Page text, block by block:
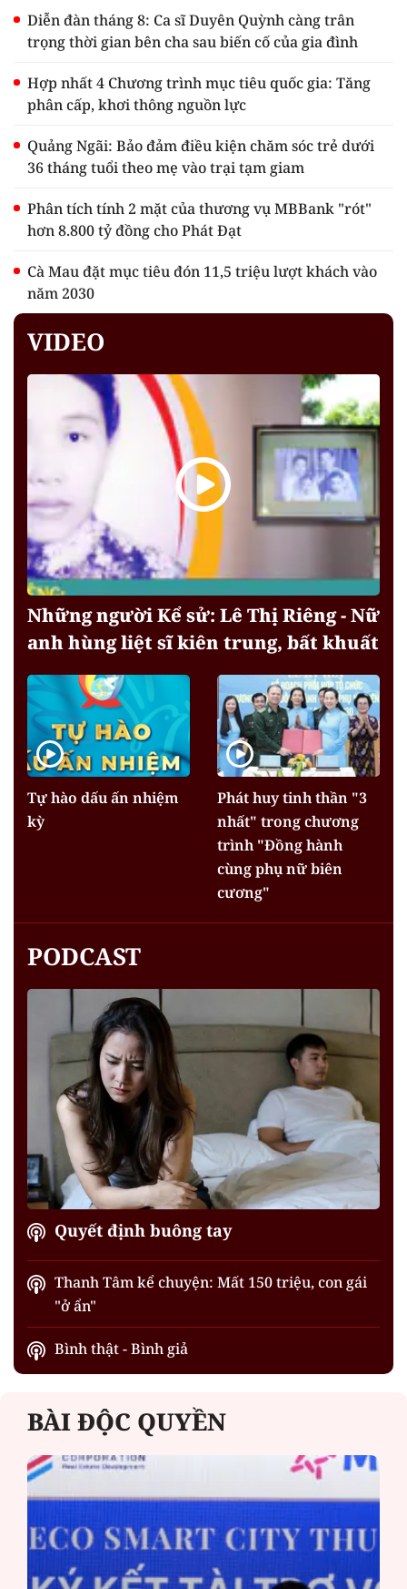
Diễn đàn tháng 8: Ca sĩ Duyên Quỳnh càng trân
trọng thời gian bên cha sau biến cố của gia đình
Hợp nhất 4 Chương trình mục tiêu quốc gia: Tăng
phân cấp, khơi thông nguồn lực
Quảng Ngãi: Bảo đảm điều kiện chăm sóc trẻ dưới
36 tháng tuổi theo mẹ vào trại tạm giam
Phân tích tính 2 mặt của thương vụ MBBank "rót"
hơn 8.800 tỷ đồng cho Phát Đạt
Cà Mau đặt mục tiêu đón 11,5 triệu lượt khách vào
năm 2030
VIDEO
Những người Kể sử: Lê Thị Riêng - Nữ
anh hùng liệt sĩ kiên trung, bất khuất
Tự hào dấu ấn nhiệm
kỳ
Phát huy tinh thần "3
nhất" trong chương
trình "Đồng hành
cùng phụ nữ biên
cương"
PODCAST
Quyết định buông tay
Thanh Tâm kể chuyện: Mất 150 triệu, con gái
"ở ẩn"
Bình thật - Bình giả
BÀI ĐỘC QUYỀN